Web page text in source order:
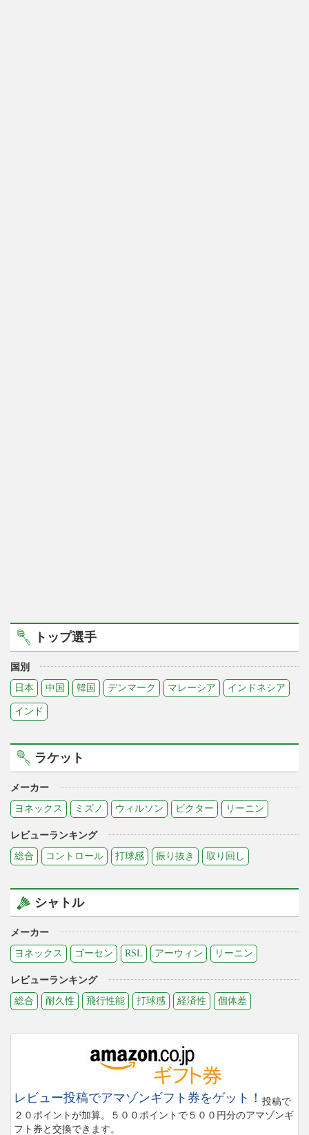
トップ選手
国別
日本
中国 韓国 デンマーク マレーシア インドネシア
インド
ラケット
メーカー
ヨネックス
ミズノ ウィルソン ビクター リーニン
レビューランキング
総合
コントロール 打球感 振り抜き 取り回し
シャトル
メーカー
ヨネックス
ゴーセン RSL アーウィン リーニン
レビューランキング
総合
耐久性 飛行性能 打球感 経済性 個体差
レビュー投稿でアマゾンギフト券をゲット！ 投稿で
２０ポイントが加算。５００ポイントで５００円分のアマゾンギ
フト券と交換できます。